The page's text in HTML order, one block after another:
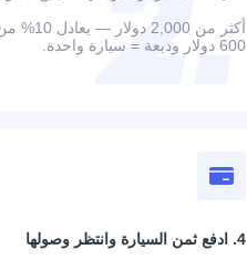
أكثر
600 دولار وديعة = سيارة واحدة.
4. ادفع ثمن السيارة وانتظر وصولها